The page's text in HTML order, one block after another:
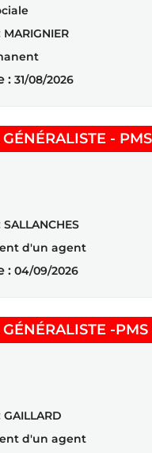
MARIGNIER
: 31/08/2026
-
SALLANCHES
d'un agent
: 04/09/2026
-
GAILLARD
d'un agent